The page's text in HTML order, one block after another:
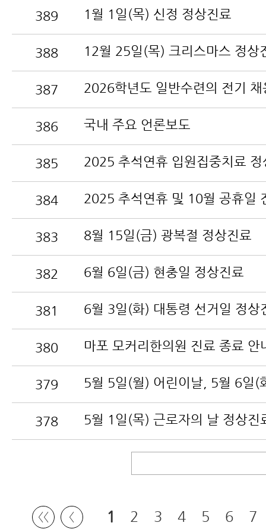
389 1월 1일(목) 신정 정상진료
388 12월 25일(목) 크리스마스 정상
387
386 국내 주요 언론보도
385
384
383 8월 15일(금) 광복절 정상진료
382 6월 6일(금) 현충일 정상진료
381 6월 3일(화) 대통령 선거일 정상
380 마포 모커리한의원 진료 종료 안
379
378 5월 1일(목) 근로자의 날 정상진
〈〈 〈 1 2 3 4 5 6 7